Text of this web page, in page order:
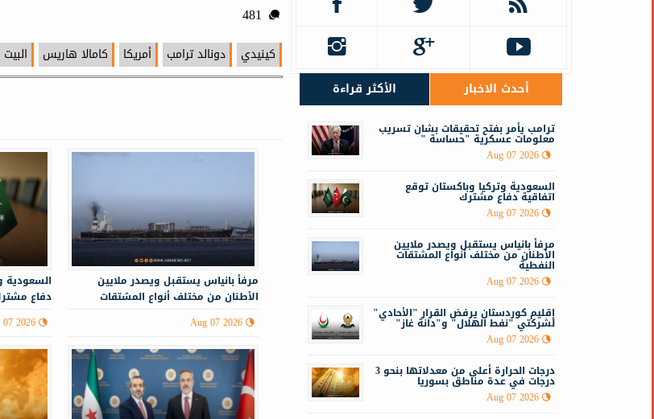
كينيدي دونالد ترامب أمريكا كامالا هاريس
السعودية
دفاع
2026
مرفأ بانياس يستقبل ويصدر ملايين
الأطنان من مختلف أنواع المشتقات
النفطية
Aug 07 2026
أحدث الاخبار الأكثر قراءة
ترامب يأمر بفتح تحقيقات بشان تسريب
معلومات عسكرية "حساسة "
Aug 07 2026
السعودية وتركيا وباكستان توقع
اتفاقية دفاع مشترك
Aug 07 2026
مرفأ بانياس يستقبل ويصدر ملايين
الأطنان من مختلف أنواع المشتقات
النفطية
Aug 07 2026
إقليم كوردستان يرفض القرار "الأحادي"
لشركتي "نفط الهلال" و"دانة غاز"
Aug 07 2026
درجات الحرارة أعلى من معدلاتها بنحو 3
درجات في عدة مناطق بسوريا
Aug 07 2026